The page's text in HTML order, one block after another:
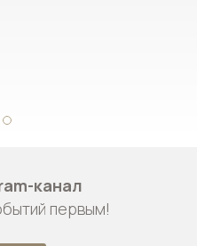
канал
первым!